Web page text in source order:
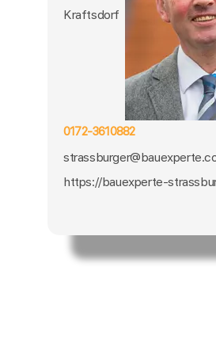
Kraftsdorf
0172-3610882
https://bauexperte-